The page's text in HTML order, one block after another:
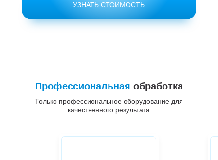
УЗНАТЬ СТОИМОСТЬ
Профессиональная обработка
Только профессиональное оборудование для
качественного результата